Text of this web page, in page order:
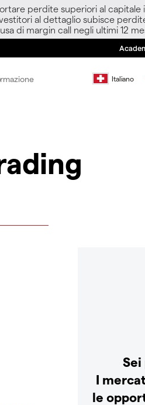
perdite superiori al capitale
al dettaglio subisce
di margin call negli ultimi 12
Italiano
I
le